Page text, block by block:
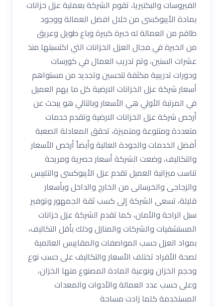
الفيروسات والبكتيريا، تقوم الشركة بعملية عزل خزانات
بمادة الأيبوكسى من خلال افضل العمالة ووجود
طاقم من العمالة له خبرة كبيرة وباع طويل وعريق
من الخبرة في مجال العزل الخزانات التي اكتسبتها منذ
عشرات السنين، وتم تدريب العمال في كورسات
ودورات تدريبية مكثفة لتحسين وتجديد من مستواهم
أسعار شركة عزل الخزانات الارضية كل ما يهم العميل
في المرتبة الأولي هي الأسعار وبالتالي هو يبحث عن
أرخص شركة عزل الخزانات الارضية وتقدم خدمات
متعددة ومتنوعة ومتميزة، تحقق المعادلة الصعبة
أفضل الخدمات والجودة العالية وأبضاً أرخص الأسعار
والتكاليف، وضعت الشركة أسعار حصرية ومريحة
تناسب ميزانية العميل تقدم عزل الأيبوكسى والتلييس
والزجاجى والخرسانى من الخارج والداخل وبأسعار
قليلة، تسعى الشركة إلى كسب ثقة الجمهور وتوفير
سبل الراحة والأمان، كما تقدم الشركة عزل خزانات
المستشفيات والشركات والمنازل وذلك بأقل التكاليف،
بمواد العزل حسب المواصفات والمقاييس العالمية
لصحة الأفراد تختلف الأسعار والتكاليف على حسب نوع
وحجم الخزان ونوعية المادة المصنوع منها الخزان،
وعلى حسب عدد العمالة والأدوات والمعدات
المستخدمة كلما زادت مساحة